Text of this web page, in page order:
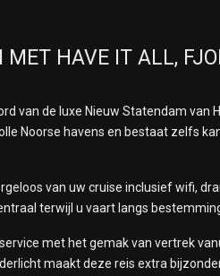
HAVE IT ALL,
van de luxe Nieuw Statendam van
Noorse havens en bestaat zelfs
van uw cruise inclusief wifi,
terwijl u vaart langs
met het gemak van vertrek
maakt deze reis extra